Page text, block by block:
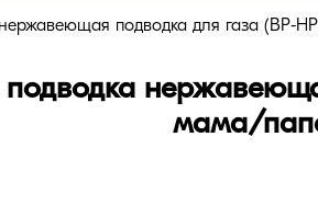
нержавеющая подводка для газа (ВР-
подводка
мама/